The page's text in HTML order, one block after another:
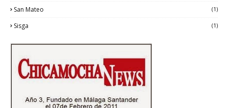
San Mateo (1)
Sisga (1)